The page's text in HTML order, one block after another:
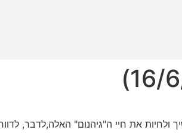
את חיי ה"גיהנום" האלה,לדבר,